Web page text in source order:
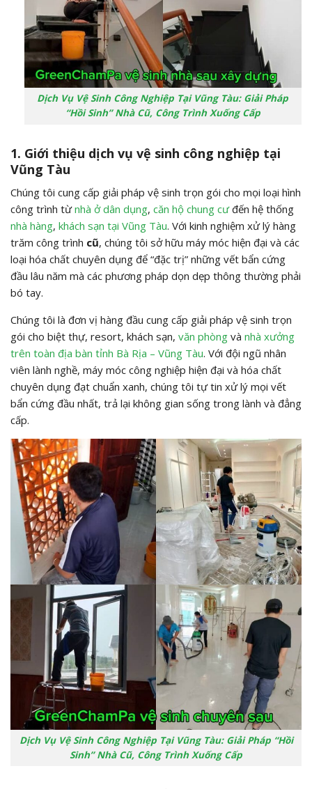
Dịch Vụ Vệ Sinh Công Nghiệp Tại Vũng Tàu: Giải Pháp
“Hồi Sinh” Nhà Cũ, Công Trình Xuống Cấp
1. Giới thiệu dịch vụ vệ sinh công nghiệp tại
Vũng Tàu
Chúng tôi cung cấp giải pháp vệ sinh trọn gói cho mọi loại hình
công trình từnhà ở dân dụng, căn hộ chung cưđến hệ thống
nhà hàng, khách sạn tại Vũng Tàu. Với kinh nghiệm xử lý hàng
trăm công trình cũ, chúng tôi sở hữu máy móc hiện đại và các
loại hóa chất chuyên dụng để “đặc trị” những vết bẩn cứng
đầu lâu năm mà các phương pháp dọn dẹp thông thường phải
bó tay.
Chúng tôi là đơn vị hàng đầu cung cấp giải pháp vệ sinh trọn
gói cho biệt thự, resort, khách sạn, văn phòng và nhà xưởng
trên toàn địa bàn tỉnh Bà Rịa – Vũng Tàu. Với đội ngũ nhân
viên lành nghề, máy móc công nghiệp hiện đại và hóa chất
chuyên dụng đạt chuẩn xanh, chúng tôi tự tin xử lý mọi vết
bẩn cứng đầu nhất, trả lại không gian sống trong lành và đẳng
cấp.
Dịch Vụ Vệ Sinh Công Nghiệp Tại Vũng Tàu: Giải Pháp “Hồi
Sinh” Nhà Cũ, Công Trình Xuống Cấp